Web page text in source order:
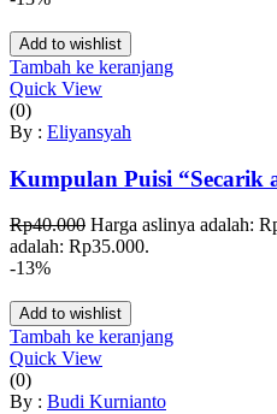
Add to wishlist
Tambah ke keranjang
Quick View
(0)
By : Eliyansyah
Kumpulan Puisi “Secarik
Rp40.000 Harga aslinya adalah:
adalah: Rp35.000.
-13%
Add to wishlist
Tambah ke keranjang
Quick View
(0)
By : Budi Kurnianto